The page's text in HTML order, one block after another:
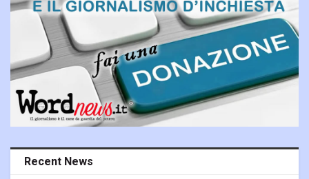
Recent News